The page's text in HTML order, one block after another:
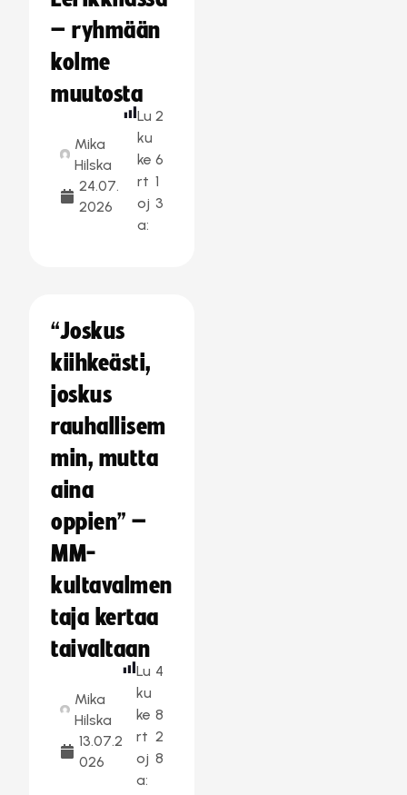
– ryhmään
kolme
muutosta
Mika
Hilska
24.07.
2026
Lu
ku
ke
rt
oj
a:
2
6
1
3
“Joskus
kiihkeästi,
joskus
rauhallisem
min, mutta
aina
oppien” –
MM-
kultavalmen
taja kertaa
taivaltaan
Mika
Hilska
13.07.2
026
Lu
ku
ke
rt
oj
a:
4
8
2
8